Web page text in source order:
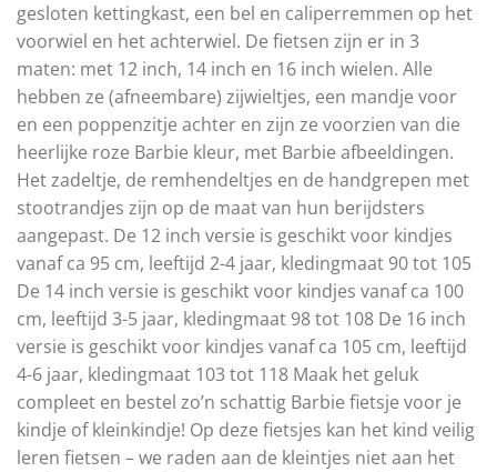
gesloten kettingkast, een bel en caliperremmen op het
voorwiel en het achterwiel. De fietsen zijn er in 3
maten: met 12 inch, 14 inch en 16 inch wielen. Alle
hebben ze (afneembare) zijwieltjes, een mandje voor
en een poppenzitje achter en zijn ze voorzien van die
heerlijke roze Barbie kleur, met Barbie afbeeldingen.
Het zadeltje, de remhendeltjes en de handgrepen met
stootrandjes zijn op de maat van hun berijdsters
aangepast. De 12 inch versie is geschikt voor kindjes
vanaf ca 95 cm, leeftijd 2-4 jaar, kledingmaat 90 tot 105
De 14 inch versie is geschikt voor kindjes vanaf ca 100
cm, leeftijd 3-5 jaar, kledingmaat 98 tot 108 De 16 inch
versie is geschikt voor kindjes vanaf ca 105 cm, leeftijd
4-6 jaar, kledingmaat 103 tot 118 Maak het geluk
compleet en bestel zo’n schattig Barbie fietsje voor je
kindje of kleinkindje! Op deze fietsjes kan het kind veilig
leren fietsen – we raden aan de kleintjes niet aan het